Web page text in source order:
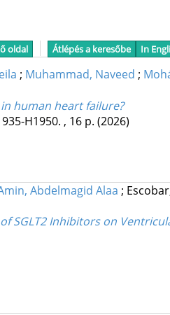
oldal Átlépés a keresőbe In
; Muhammad, Naveed ;
human heart failure?
H1950. , 16 p. (2026)
Abdelmagid Alaa ;
SGLT2 Inhibitors on